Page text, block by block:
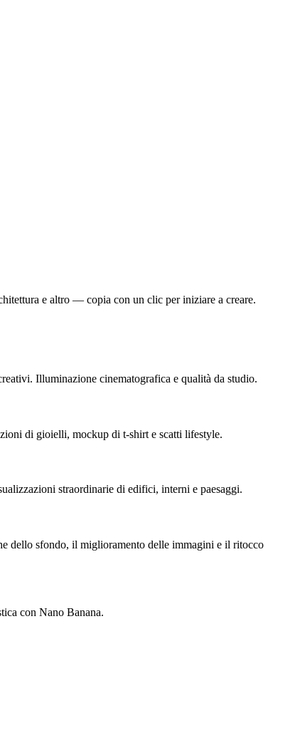
e altro — copia con un clic per iniziare a creare.
Illuminazione cinematografica e qualità da studio.
di gioielli, mockup di t-shirt e scatti lifestyle.
straordinarie di edifici, interni e paesaggi.
dello sfondo, il miglioramento delle immagini e il ritocco
con Nano Banana.